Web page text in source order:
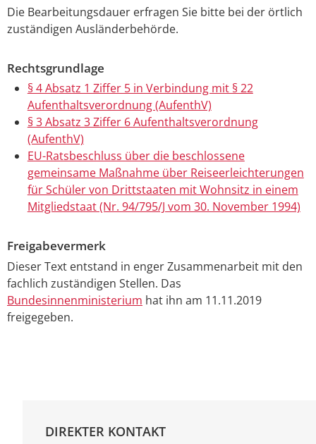
Die Bearbeitungsdauer erfragen Sie bitte bei der örtlich
zuständigen Ausländerbehörde.
Rechtsgrundlage
§ 4 Absatz 1 Ziffer 5 in Verbindung mit § 22
Aufenthaltsverordnung (AufenthV)
§ 3 Absatz 3 Ziffer 6 Aufenthaltsverordnung
(AufenthV)
EU-Ratsbeschluss über die beschlossene
gemeinsame Maßnahme über Reiseerleichterungen
für Schüler von Drittstaaten mit Wohnsitz in einem
Mitgliedstaat (Nr. 94/795/J vom 30. November 1994)
Freigabevermerk
Dieser Text entstand in enger Zusammenarbeit mit den
fachlich zuständigen Stellen. Das
Bundesinnenministerium hat ihn am 11.11.2019
freigegeben.
DIREKTER KONTAKT